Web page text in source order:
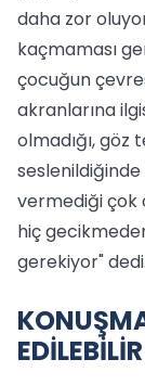
daha zor
kaçmaması
çocuğun
akranlarına
olmadığı, göz
vermediği çok
hiç
gerekiyor" dedi.
EDİLEBİLİR